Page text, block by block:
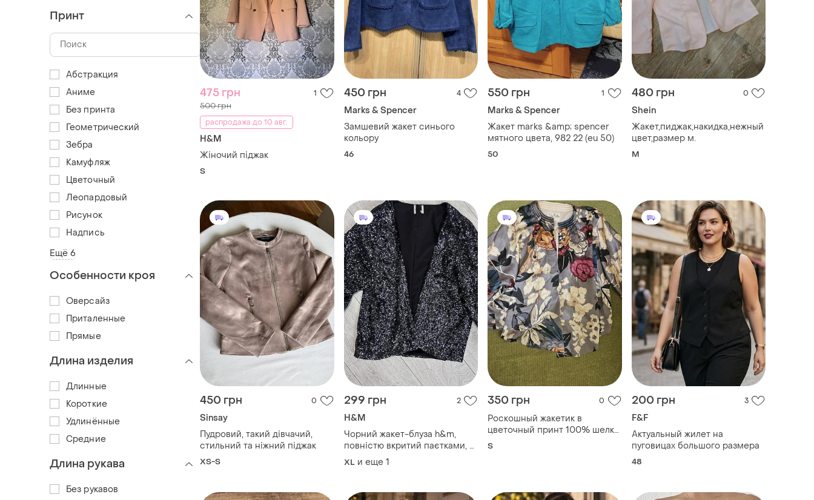
475 грн 1
500 грн
распродажа до 10 авг.
H&M
Жіночий піджак
S
450 грн 4
Marks & Spencer
Замшевий жакет синього
кольору
46
550 грн 1
Marks & Spencer
Жакет marks &amp; spencer
мятного цвета, 982 22 (eu 50)
50
480 грн 0
Shein
Жакет,пиджак,накидка,нежный
цвет,размер м.
M
450 грн 0
Sinsay
Пудровий, такий дівчачий,
стильний та ніжний піджак
XS-S
299 грн 2
H&M
Чорний жакет-блуза h&m,
повністю вкритий паєтками, з
широкими рукавами
XL и еще 1
350 грн 0
Роскошный жакетик в
цветочный принт 100% шелк
от joules
S
200 грн 3
F&F
Актуальный жилет на
пуговицах большого размера
48
Принт
Абстракция
Аниме
Без принта
Геометрический
Зебра
Камуфляж
Цветочный
Леопардовый
Рисунок
Надпись
Ещё 6
Особенности кроя
Оверсайз
Приталенные
Прямые
Длина изделия
Длинные
Короткие
Удлинённые
Средние
Длина рукава
Без рукавов